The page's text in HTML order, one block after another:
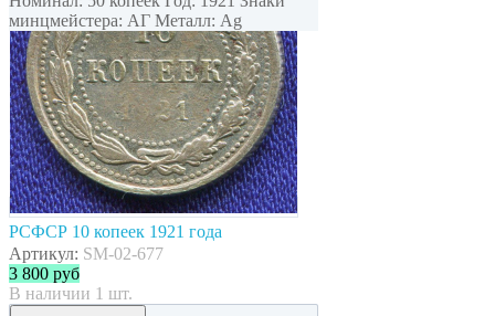
минцмейстера: АГ Металл: Ag
РСФСР 10 копеек 1921 года
Артикул: SM-02-677
3 800 руб
В наличии 1 шт.